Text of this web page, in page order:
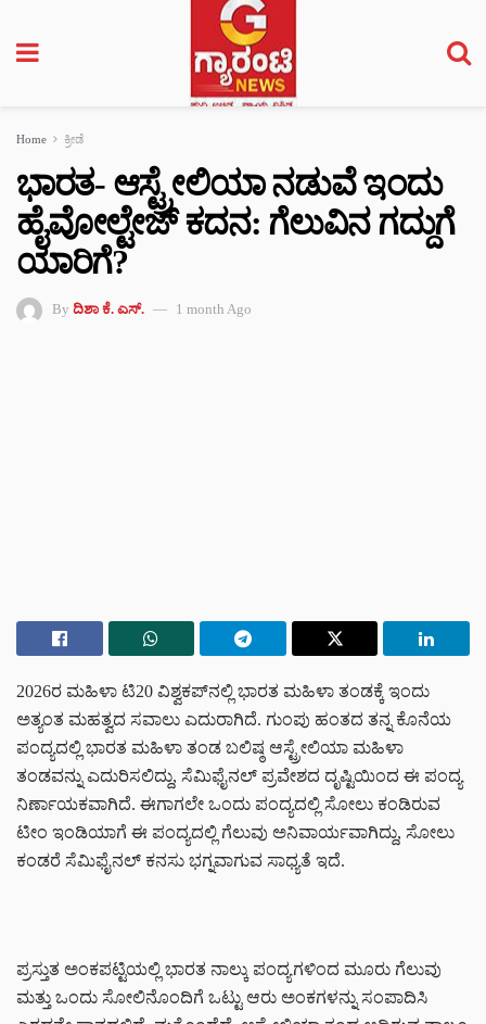
Home ಕ್ರೀಡೆ
ಭಾರತ- ಆಸ್ಟ್ರೇಲಿಯಾ ನಡುವೆ ಇಂದು
ಹೈವೋಲ್ಟೇಜ್ ಕದನ: ಗೆಲುವಿನ ಗದ್ದುಗೆ
ಯಾರಿಗೆ?
By ದಿಶಾ ಕೆ. ಎಸ್. 1 month Ago
2026ರ ಮಹಿಳಾ ಟಿ20 ವಿಶ್ವಕಪ್‌ನಲ್ಲಿ ಭಾರತ ಮಹಿಳಾ ತಂಡಕ್ಕೆ ಇಂದು
ಅತ್ಯಂತ ಮಹತ್ವದ ಸವಾಲು ಎದುರಾಗಿದೆ. ಗುಂಪು ಹಂತದ ತನ್ನ ಕೊನೆಯ
ಪಂದ್ಯದಲ್ಲಿ ಭಾರತ ಮಹಿಳಾ ತಂಡ ಬಲಿಷ್ಠ ಆಸ್ಟ್ರೇಲಿಯಾ ಮಹಿಳಾ
ತಂಡವನ್ನು ಎದುರಿಸಲಿದ್ದು, ಸೆಮಿಫೈನಲ್ ಪ್ರವೇಶದ ದೃಷ್ಟಿಯಿಂದ ಈ ಪಂದ್ಯ
ನಿರ್ಣಾಯಕವಾಗಿದೆ. ಈಗಾಗಲೇ ಒಂದು ಪಂದ್ಯದಲ್ಲಿ ಸೋಲು ಕಂಡಿರುವ
ಟೀಂ ಇಂಡಿಯಾಗೆ ಈ ಪಂದ್ಯದಲ್ಲಿ ಗೆಲುವು ಅನಿವಾರ್ಯವಾಗಿದ್ದು, ಸೋಲು
ಕಂಡರೆ ಸೆಮಿಫೈನಲ್ ಕನಸು ಭಗ್ನವಾಗುವ ಸಾಧ್ಯತೆ ಇದೆ.
ಪ್ರಸ್ತುತ ಅಂಕಪಟ್ಟಿಯಲ್ಲಿ ಭಾರತ ನಾಲ್ಕು ಪಂದ್ಯಗಳಿಂದ ಮೂರು ಗೆಲುವು
ಮತ್ತು ಒಂದು ಸೋಲಿನೊಂದಿಗೆ ಒಟ್ಟು ಆರು ಅಂಕಗಳನ್ನು ಸಂಪಾದಿಸಿ